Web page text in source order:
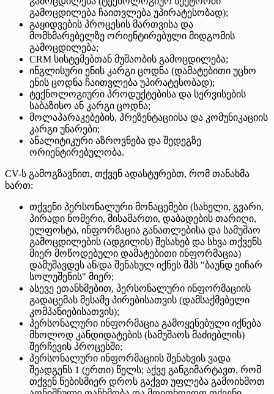
გამოცდილება ჩაითვლება უპირატესობად);
გაყიდვების პროცესის მართვისა და
მომხმარებელზე ორიენტირებული მიდგომის
გამოცდილება;
CRM სისტემებთან მუშაობის გამოცდილება;
ინგლისური ენის კარგი ცოდნა (დამატებითი უცხო
ენის ცოდნა ჩაითვლება უპირატესობად);
ტექნოლოგიური პროდუქტებისა და სერვისების
საბაზისო ან კარგი ცოდნა;
მოლაპარაკებების, პრეზენტაციისა და კომუნიკაციის
კარგი უნარები;
ანალიტიკური აზროვნება და შედეგზე
ორიენტირებულობა.
CV-ს გამოგზავნით, თქვენ ადასტურებთ, რომ თანახმა
ხართ:
თქვენი პერსონალური მონაცემები (სახელი, გვარი,
პირადი ნომერი, მისამართი, დაბადების თარიღი,
ელფოსტა, ინფორმაცია განათლებისა და სამუშაო
გამოცდილების (ადგილის) შესახებ და სხვა თქვენს
მიერ მოწოდებული დამატებითი ინფორმაცია)
დამუშავდეს ან/და შენახულ იქნეს შპს "ბაუნდ ეიჩარ
სოლუშენის" მიერ;
ასევე ეთანხმებით, პერსონალური ინფორმაციის
გადაცემას მესამე პირებისათვის (დამსაქმებელი
კომპანიებისათვის);
პერსონალური ინფორმაცია გამოყენებული იქნება
მხოლოდ კანდიდატების (სამუშაოს მაძიებლის)
შერჩევის პროცესში;
პერსონალური ინფორმაციის შენახვის ვადა
შეადგენს 1 (ერთი) წელს; აქვე განგიმარტავთ, რომ
თქვენ ნებისმიერ დროს გაქვთ უფლება გამოიხმოთ